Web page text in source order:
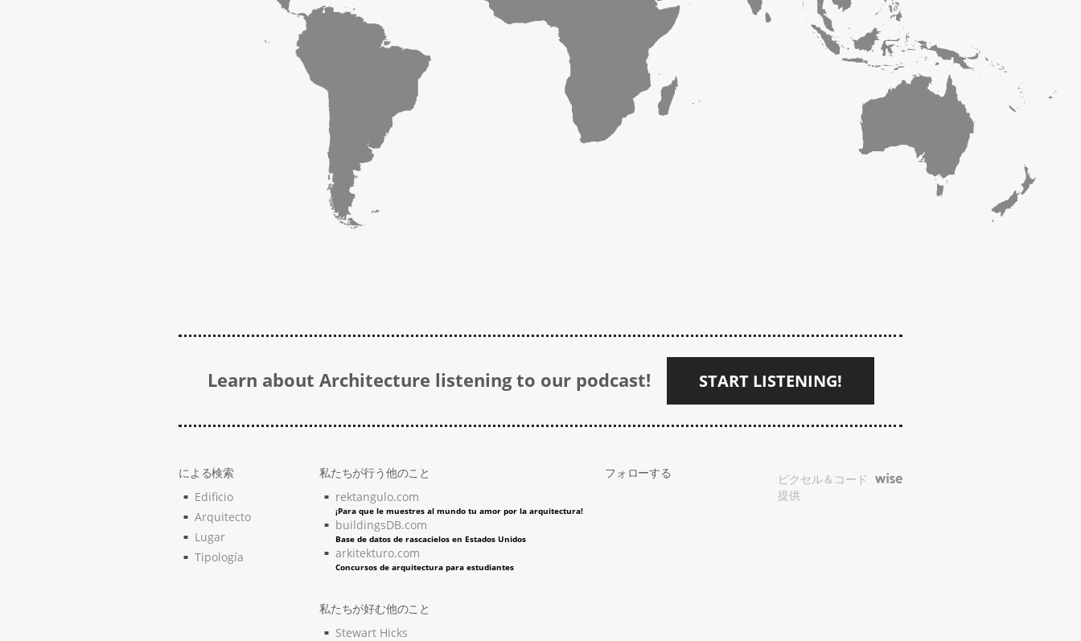
Learn about Architecture listening to our podcast! START LISTENING!
による検索
Edificio
Arquitecto
Lugar
Tipología
私たちが行う他のこと
rektangulo.com
¡Para que le muestres al mundo tu amor por la arquitectura!
buildingsDB.com
Base de datos de rascacielos en Estados Unidos
arkitekturo.com
Concursos de arquitectura para estudiantes
私たちが好む他のこと
Stewart Hicks
フォローする
ピクセル＆コード
提供